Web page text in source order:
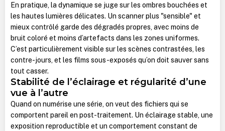
En pratique, la dynamique se juge sur les ombres bouchées et
les hautes lumières délicates. Un scanner plus "sensible" et
mieux contrôlé garde des dégradés propres, avec moins de
bruit coloré et moins d’artefacts dans les zones uniformes.
C’est particulièrement visible sur les scènes contrastées, les
contre-jours, et les films sous-exposés qu’on doit sauver sans
tout casser.
Stabilité de l’éclairage et régularité d’une
vue à l’autre
Quand on numérise une série, on veut des fichiers qui se
comportent pareil en post-traitement. Un éclairage stable, une
exposition reproductible et un comportement constant de